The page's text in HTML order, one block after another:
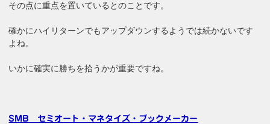
その点に重点を置いているとのことです。
確かにハイリターンでもアップダウンするようでは続かないです
よね。
いかに確実に勝ちを拾うかが重要ですね。
SMB セミオート・マネタイズ・ブックメーカー